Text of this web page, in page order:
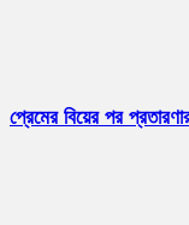
প্রেমের বিয়ের পর